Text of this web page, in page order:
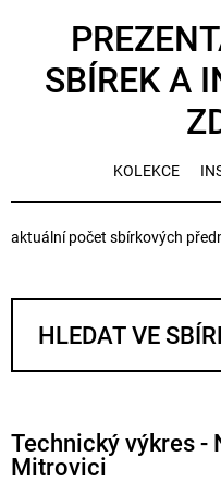
SBÍREK A
KOLEKCE
aktuální počet sbírkových
Technický výkres -
Mitrovici